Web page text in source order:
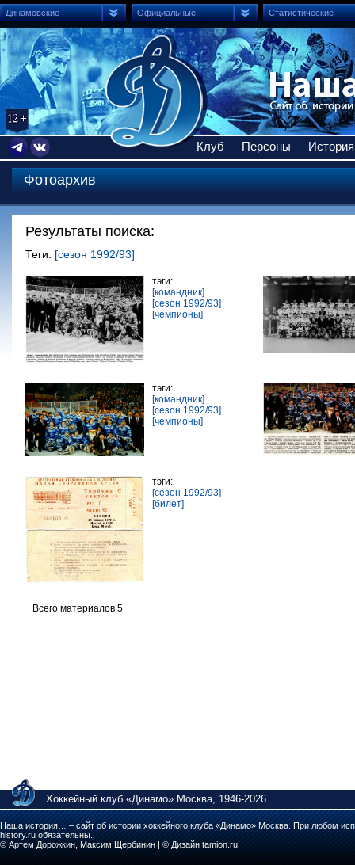
Динамовские Официальные Статистические
Клуб Персоны История
Фотоархив
Результаты поиска:
Теги: [сезон 1992/93]
тэги:
[командник]
[сезон 1992/93]
[чемпионы]
тэги:
[командник]
[сезон 1992/93]
[чемпионы]
тэги:
[сезон 1992/93]
[билет]
Всего материалов 5
Хоккейный клуб «Динамо» Москва, 1946-2026
Наша история… – сайт об истории хоккейного клуба «Динамо» Москва. При любом
history.ru обязательны.
© Артем Дорожкин, Максим Щербинин | © Дизайн tamion.ru